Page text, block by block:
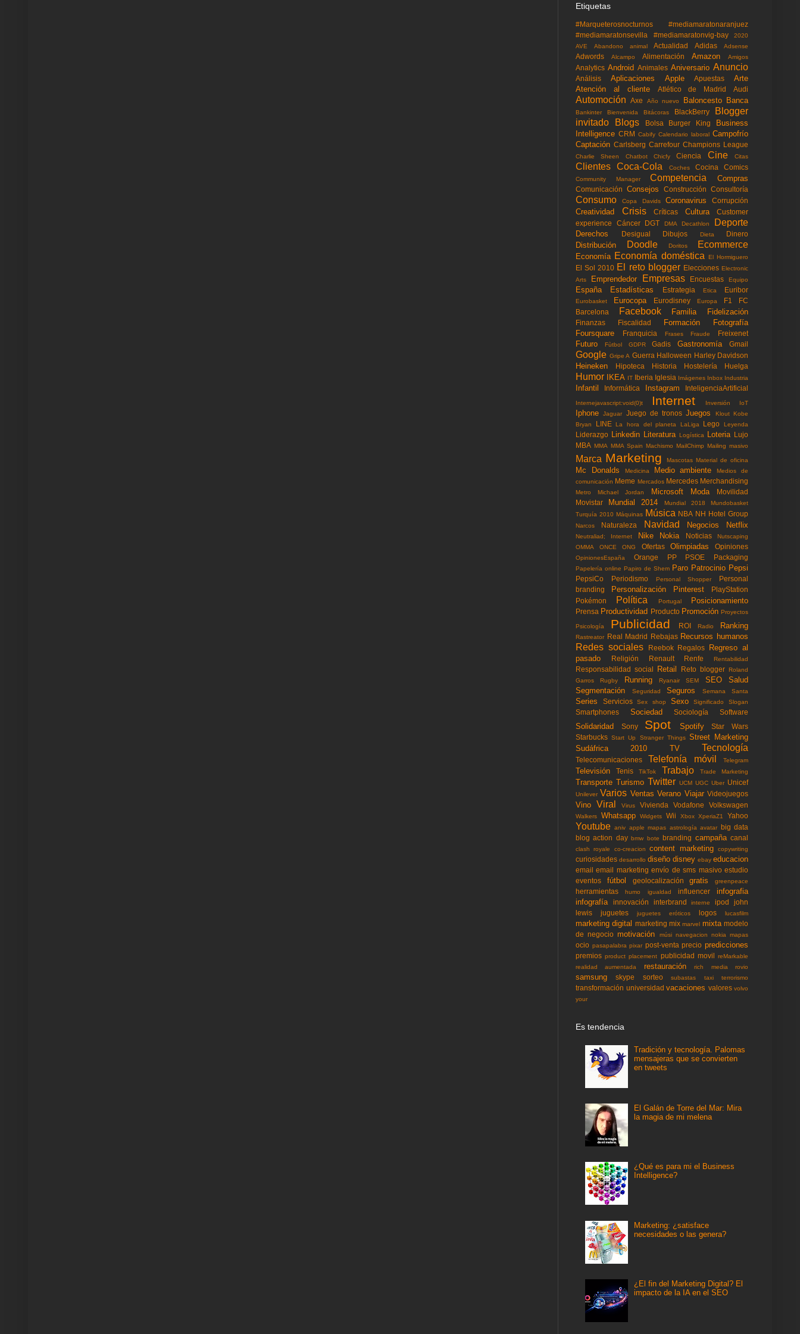
Etiquetas
#Marqueterosnocturnos
#mediamaratonaranjuez
#mediamaratonsevilla
#mediamaratonvig-bay
2020
AVE
Abandono animal Actualidad Adidas Adsense
Adwords Alcampo Alimentación Amazon Amigos
Analytics Android Animales Aniversario Anuncio
Análisis Aplicaciones Apple Apuestas
Arte
Atención al cliente
Atlético de Madrid Audi
Automoción Axe Año nuevo Baloncesto Banca
Bankinter Bienvenida Bitácoras BlackBerry
Blogger
invitado
Blogs Bolsa Burger King
Business
Intelligence CRM Cabify Calendario laboral Campofrío
Captación Carlsberg Carrefour Champions League
Charlie Sheen Chatbot Chicfy Ciencia Cine Citas
Clientes Coca-Cola Coches Cocina Comics
Community Manager Competencia Compras
Comunicación Consejos Construcción Consultoría
Consumo Copa Davids Coronavirus Corrupción
Creatividad Crisis Críticas Cultura
Customer
experience
Cáncer DGT DMA Decathlon Deporte
Derechos Desigual Dibujos Dieta Dinero
Distribución Doodle Doritos Ecommerce
Economía Economía doméstica El Hormiguero
El Sol 2010 El reto blogger Elecciones Electronic
Arts
Emprendedor Empresas Encuestas Equipo
España Estadísticas Estrategia Etica Euribor
Eurobasket Eurocopa Eurodisney Europa F1
FC
Barcelona
Facebook Familia Fidelización
Finanzas Fiscalidad Formación
Fotografía
Foursquare
Franquicia Frases Fraude Freixenet
Futuro Fùtbol GDPR Gadis Gastronomía Gmail
Google Gripe A Guerra Halloween Harley Davidson
Heineken Hipoteca Historia Hostelería Huelga
Humor IKEA IT Iberia Iglesia Imágenes Inbox Industria
Infantil Informática Instagram InteligenciaArtificial
Internejavascript:void(0)t Internet Inversión IoT
Iphone Jaguar Juego de tronos Juegos Klout Kobe
Bryan
LINE La hora del planeta LaLiga Lego Leyenda
Liderazgo Linkedin Literatura Logística Loteria Lujo
MBA MMA MMA Spain Machismo MailChimp Mailing masivo
Marca Marketing Mascotas Material de oficina
Mc Donalds Medicina Medio ambiente
Medios de
comunicación Meme Mercados Mercedes Merchandising
Metro Michael Jordan Microsoft Moda
Movilidad
Movistar
Mundial 2014 Mundial 2018
Mundobasket
Turquía 2010 Máquinas Música NBA NH Hotel Group
Narcos Naturaleza Navidad Negocios Netflix
Neutraliad; Internet Nike Nokia Noticias
Nutscaping
OMMA
ONCE ONG Ofertas Olimpiadas Opiniones
OpinionesEspaña Orange PP PSOE Packaging
Papelería online Papiro de Shem Paro Patrocinio Pepsi
PepsiCo Periodismo Personal Shopper
Personal
branding
Personalización Pinterest
PlayStation
Pokémon
Política Portugal Posicionamiento
Prensa Productividad Producto Promoción Proyectos
Psicología Publicidad ROI Radio Ranking
Rastreator Real Madrid Rebajas Recursos humanos
Redes sociales Reebok Regalos
Regreso al
pasado
Religión Renault Renfe Rentabilidad
Responsabilidad social Retail Reto blogger Roland
Garros
Rugby Running Ryanair SEM SEO
Salud
Segmentación
Seguridad Seguros Semana Santa
Series Servicios Sex shop Sexo Significado Slogan
Smartphones Sociedad Sociología Software
Solidaridad Sony Spot Spotify
Star Wars
Starbucks Start Up Stranger Things Street Marketing
Sudáfrica 2010
TV Tecnología
Telecomunicaciones Telefonía móvil Telegram
Televisión Tenis TikTok Trabajo Trade Marketing
Transporte Turismo Twitter UCM UGC Uber Unicef
Unilever Varios Ventas Verano Viajar Videojuegos
Vino Viral Virus Vivienda Vodafone Volkswagen
Walkers Whatsapp Widgets Wii Xbox XperiaZ1 Yahoo
Youtube aniv apple mapas astrología avatar big data
blog action day bmw bote branding campaña canal
clash royale co-creacion content marketing copywriting
curiosidades desarrollo diseño disney ebay educacion
email email marketing envío de sms masivo estudio
eventos
fútbol geolocalización gratis greenpeace
herramientas humo igualdad influencer
infografia
infografía
innovación interbrand interne ipod
john
lewis
juguetes juguetes eróticos logos lucasfilm
marketing digital marketing mix marvel mixta modelo
de negocio motivación músi navegacion nokia mapas
ocio pasapalabra pixar post-venta precio predicciones
premios product placement publicidad movil reMarkable
realidad aumentada
restauración rich media rovio
samsung skype sorteo subastas taxi terrorismo
transformación universidad vacaciones valores volvo
your
Es tendencia
Tradición y tecnología. Palomas
mensajeras que se convierten
en tweets
El Galán de Torre del Mar: Mira
la magia de mi melena
¿Qué es para mi el Business
Intelligence?
Marketing: ¿satisface
necesidades o las genera?
¿El fin del Marketing Digital? El
impacto de la IA en el SEO